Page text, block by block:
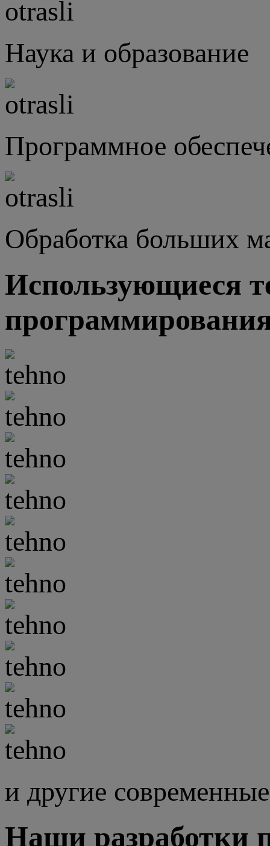
Наука и образование
Программное
Обработка больших
Использующиеся
и другие
Наши разработки